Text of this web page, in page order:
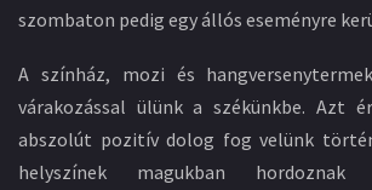
szombaton pedig egy állós eseményre
A színház, mozi és
várakozással ülünk a székünkbe. Azt
abszolút pozitív dolog fog velünk
helyszínek magukban hordoznak